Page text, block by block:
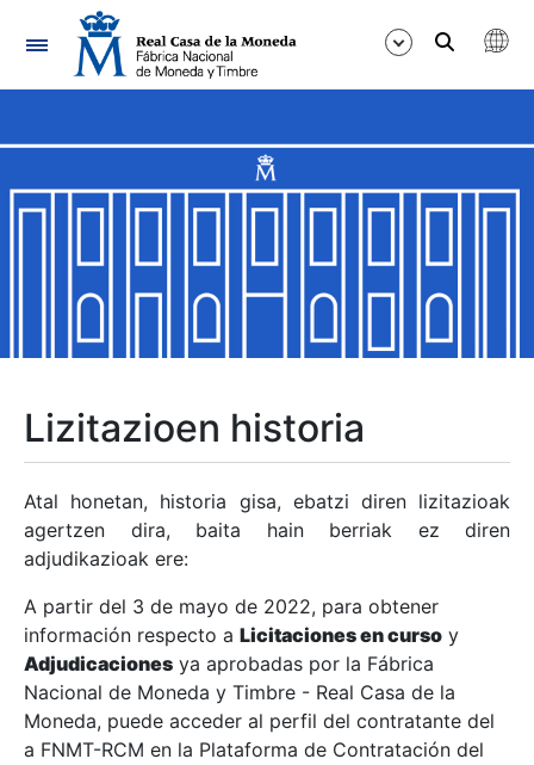
Nabigazioa
Erakutsi/Ezkutatu
Erakutsi/Ezkutatu
Erakutsi/Ezkutatu
Erakutsi/Ezkutatu
Erakutsi/Ezkutatu
Erakutsi/Ezkutatu
Erakutsi/Ezkutatu
Lizitazioen historia
Atal honetan, historia gisa, ebatzi diren lizitazioak
agertzen dira, baita hain berriak ez diren
adjudikazioak ere:
A partir del 3 de mayo de 2022, para obtener
información respecto a Licitaciones en curso y
Adjudicaciones ya aprobadas por la Fábrica
Nacional de Moneda y Timbre - Real Casa de la
Moneda, puede acceder al perfil del contratante del
a FNMT-RCM en la Plataforma de Contratación del